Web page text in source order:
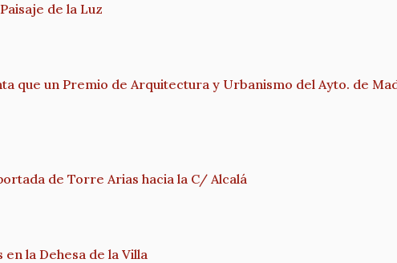
de la Luz
que un Premio de Arquitectura y Urbanismo del Ayto. de
de Torre Arias hacia la C/ Alcalá
la Dehesa de la Villa